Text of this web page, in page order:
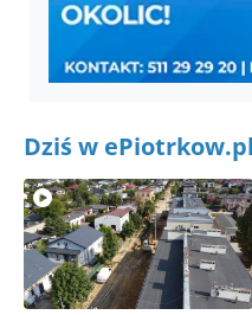
Dziś w ePiotrkow.pl